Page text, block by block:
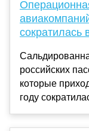
сократилась
российских
которые
году